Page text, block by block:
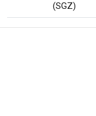
(SGZ)